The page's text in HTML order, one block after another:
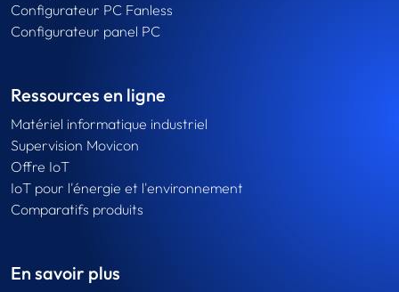
Configurateur PC Fanless
Configurateur panel PC
Ressources en ligne
Matériel informatique industriel
Supervision Movicon
Offre IoT
IoT pour l'énergie et l'environnement
Comparatifs produits
En savoir plus